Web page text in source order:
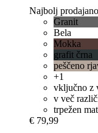
Najbolj prodajano
Granit
Bela
Mokka
grafit črna
peščeno
+1
vključno z
v več
trpežen
€ 79,99